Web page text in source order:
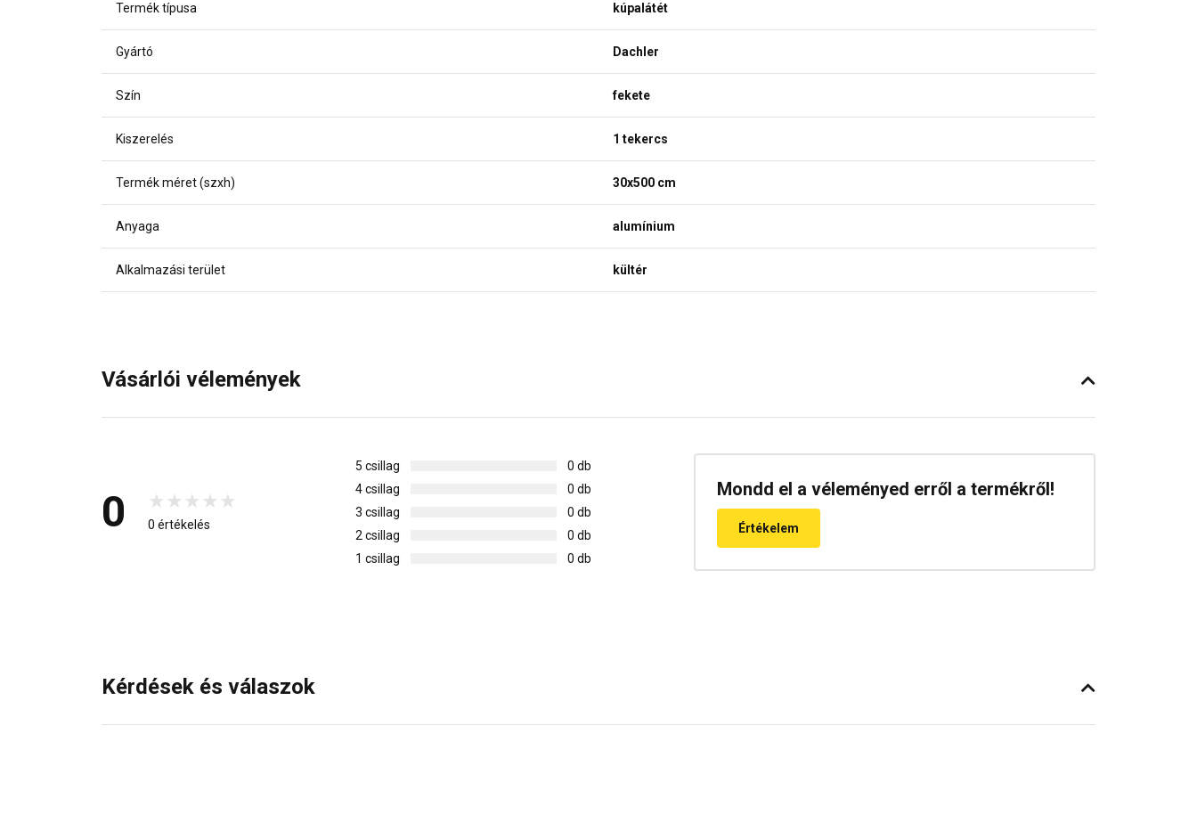
Termék típusa kúpalátét
Gyártó Dachler
Szín fekete
Kiszerelés 1 tekercs
Termék méret (szxh) 30x500 cm
Anyaga alumínium
Alkalmazási terület kültér
Vásárlói vélemények
0 0 értékelés
5 csillag
0 db
4 csillag
0 db
3 csillag
0 db
2 csillag
0 db
1 csillag
0 db
Mondd el a véleményed erről a termékről!
Értékelem
Kérdések és válaszok